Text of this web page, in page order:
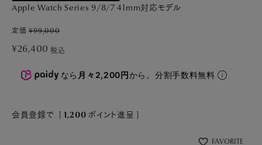
Apple Watch Series 9/8/7 41mm対応モデル
定価 ¥99,000
¥26,400 税込
なら 月々2,200円から。分割手数料無料
会員登録で [ 1,200 ポイント進呈 ]
FAVORITE